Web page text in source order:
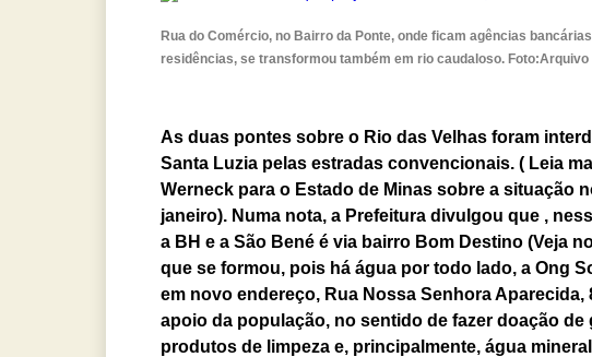
Rua do Comércio, no Bairro da Ponte, onde ficam agências
residências, se transformou também em rio caudaloso. Foto:Arquivo
As duas pontes sobre o Rio das Velhas foram
Santa Luzia pelas estradas convencionais. ( Leia
Werneck para o Estado de Minas sobre a situação
janeiro). Numa nota, a Prefeitura divulgou que ,
a BH e a São Bené é via bairro Bom Destino (Veja
que se formou, pois há água por todo lado, a Ong
em novo endereço, Rua Nossa Senhora
apoio da população, no sentido de fazer doação
produtos de limpeza e, principalmente, água